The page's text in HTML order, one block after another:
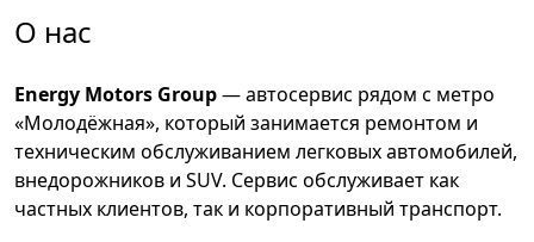
О нас
Energy Motors Group— автосервис рядом с метро
«Молодёжная», который занимается ремонтом и
техническим обслуживанием легковых автомобилей,
внедорожников и SUV. Сервис обслуживает как
частных клиентов, так и корпоративный транспорт.